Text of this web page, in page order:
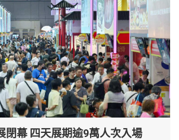
閉幕 四天展期逾9萬人次入場